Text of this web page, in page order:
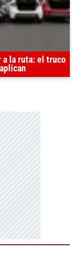
a la ruta: el truco